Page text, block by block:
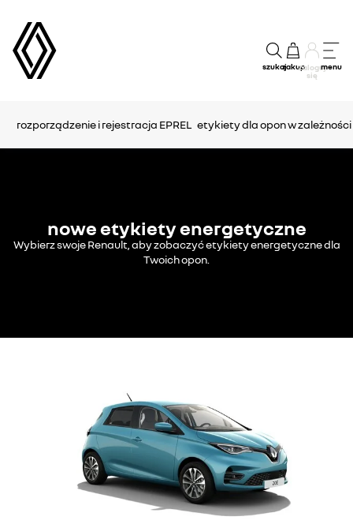
szukajzakupZaloguj
się
menu
rozporządzenie i rejestracja EPREL etykiety dla opon w
nowe etykiety energetyczne
Wybierz swoje Renault, aby zobaczyć etykiety energetyczne dla
Twoich opon.